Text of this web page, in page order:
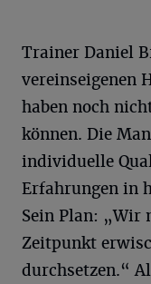
Trainer Daniel
vereinseigenen
haben noch
können. Die
individuelle
Erfahrungen in
Sein Plan: „Wir
Zeitpunkt
durchsetzen.“